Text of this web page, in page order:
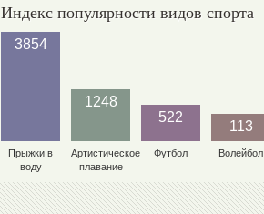
Индекс популярности видов спорта
3854
Прыжки в
воду
1248
Артистическое
плавание
522
Футбол
113
Волейбол